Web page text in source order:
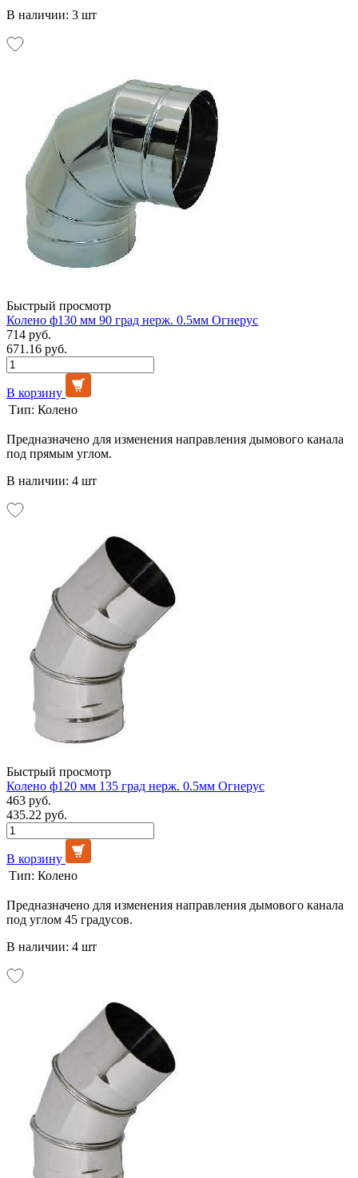
В наличии: 3 шт
Быстрый просмотр
Колено ф130 мм 90 град нерж. 0.5мм Огнерус
714 руб.
671.16 руб.
В корзину
Тип: Колено
Предназначено для изменения направления дымового канала
под прямым углом.
В наличии: 4 шт
Быстрый просмотр
Колено ф120 мм 135 град нерж. 0.5мм Огнерус
463 руб.
435.22 руб.
В корзину
Тип: Колено
Предназначено для изменения направления дымового канала
под углом 45 градусов.
В наличии: 4 шт